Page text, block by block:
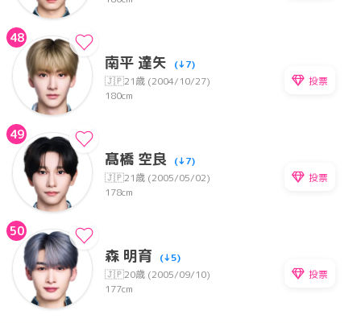
48
南平 達矢
(↓7)
🇯🇵21歳 (2004/10/27)
180cm
投票
49
髙橋 空良 (↓7)
🇯🇵21歳 (2005/05/02)
178cm
投票
50
森 明育
(↓5)
🇯🇵20歳 (2005/09/10)
177cm
投票